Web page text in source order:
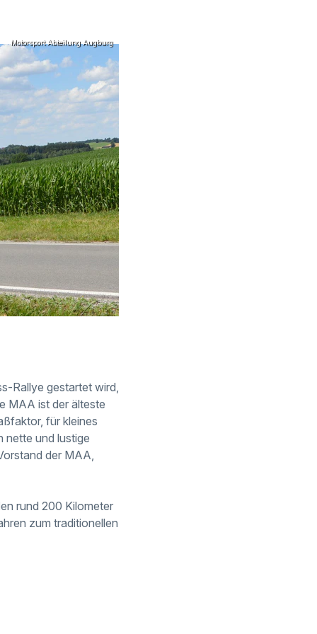
Motorsport Abteilung Augburg
Rallye gestartet wird,
MAA ist der älteste
für kleines
nette und lustige
der MAA,
rund 200 Kilometer
zum traditionellen